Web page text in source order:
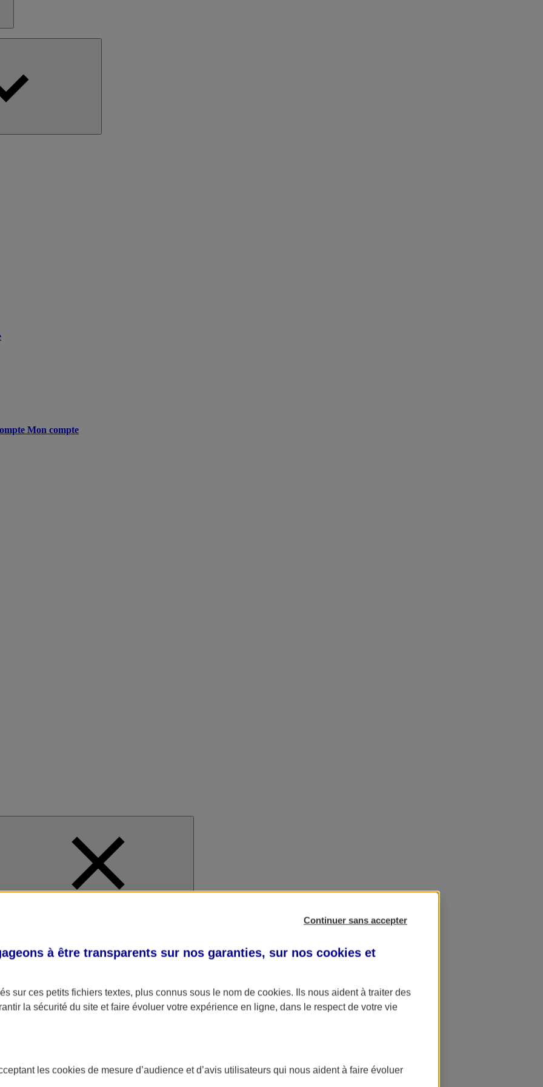
Mon compte
Continuer sans accepter
à être transparents sur nos garanties, sur nos cookies et
sur ces petits fichiers textes, plus connus sous le nom de cookies. Ils nous aident à traiter des
la sécurité du site et faire évoluer votre expérience en ligne, dans le respect de votre vie
les cookies de mesure d’audience et d’avis utilisateurs qui nous aident à faire évoluer